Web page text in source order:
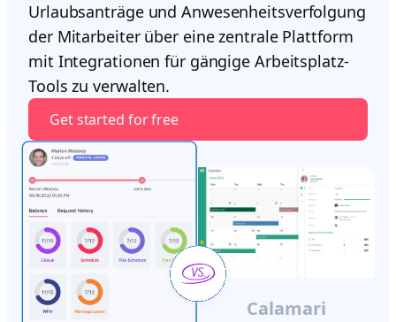
Urlaubsanträge und Anwesenheitsverfolgung
der Mitarbeiter über eine zentrale Plattform
mit Integrationen für gängige Arbeitsplatz-
Tools zu verwalten.
Get started for free
Calamari